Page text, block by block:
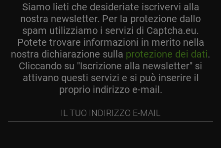
Siamo lieti che desideriate iscrivervi alla
nostra newsletter. Per la protezione dallo
spam utilizziamo i servizi di Captcha.eu.
Potete trovare informazioni in merito nella
nostra dichiarazione sulla protezione dei dati.
Cliccando su "Iscrizione alla newsletter" si
attivano questi servizi e si può inserire il
proprio indirizzo e-mail.
indirizzo